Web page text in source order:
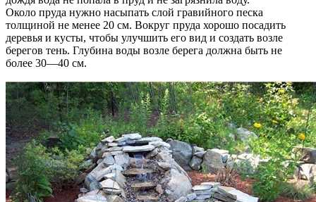
Около пруда нужно насыпать слой гравийного песка
толщиной не менее 20 см. Вокруг пруда хорошо посадить
деревья и кусты, чтобы улучшить его вид и создать возле
берегов тень. Глубина воды возле берега должна быть не
более 30—40 см.